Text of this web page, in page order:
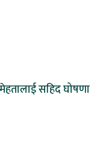
सहिद घोषणा